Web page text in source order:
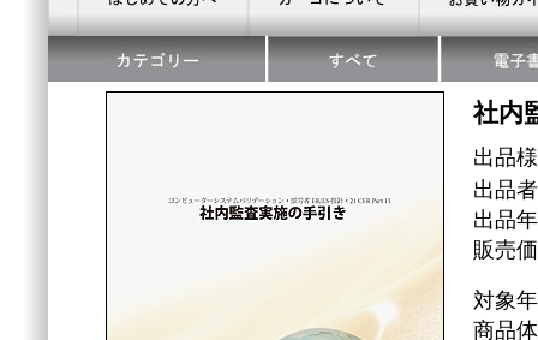
社内
出品
出品
出品
販売
対象
商品